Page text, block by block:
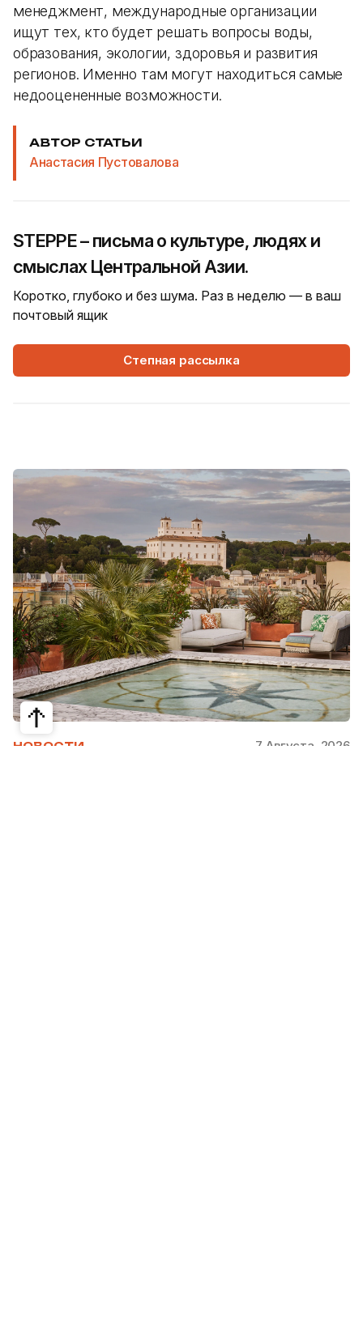
менеджмент, международные организации
ищут тех, кто будет решать вопросы воды,
образования, экологии, здоровья и развития
регионов. Именно там могут находиться самые
недооцененные возможности.
АВТОР СТАТЬИ
Анастасия Пустовалова
STEPPE – письма о культуре, людях и
смыслах Центральной Азии.
Коротко, глубоко и без шума. Раз в неделю — в ваш
почтовый ящик
Степная рассылка
НОВОСТИ 7 Августа, 2026